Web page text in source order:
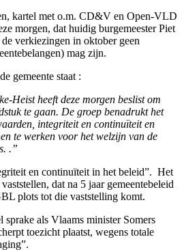
kartel met o.m. CD&V en Open-VLD
morgen, dat huidig burgemeester Piet
verkiezingen in oktober geen
mag zijn.
gemeente staat :
Heist heeft deze morgen beslist om
te gaan. De groep benadrukt het
integriteit en continuïteit en
te werken voor het welzijn van de
.”
en continuïteit in het beleid”. Het
dat na 5 jaar gemeentebeleid
plots tot die vaststelling komt.
sprake als Vlaams minister Somers
toezicht plaatst, wegens totale